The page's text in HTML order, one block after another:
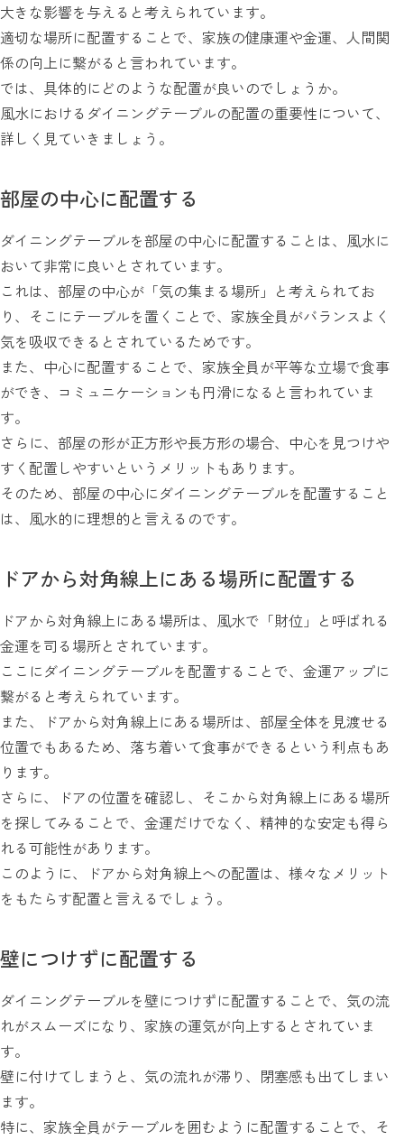
大きな影響を与えると考えられています。
適切な場所に配置することで、家族の健康運や金運、人間関
係の向上に繋がると言われています。
では、具体的にどのような配置が良いのでしょうか。
風水におけるダイニングテーブルの配置の重要性について、
詳しく見ていきましょう。
部屋の中心に配置する
ダイニングテーブルを部屋の中心に配置することは、風水に
おいて非常に良いとされています。
これは、部屋の中心が「気の集まる場所」と考えられてお
り、そこにテーブルを置くことで、家族全員がバランスよく
気を吸収できるとされているためです。
また、中心に配置することで、家族全員が平等な立場で食事
ができ、コミュニケーションも円滑になると言われていま
す。
さらに、部屋の形が正方形や長方形の場合、中心を見つけや
すく配置しやすいというメリットもあります。
そのため、部屋の中心にダイニングテーブルを配置すること
は、風水的に理想的と言えるのです。
ドアから対角線上にある場所に配置する
ドアから対角線上にある場所は、風水で「財位」と呼ばれる
金運を司る場所とされています。
ここにダイニングテーブルを配置することで、金運アップに
繋がると考えられています。
また、ドアから対角線上にある場所は、部屋全体を見渡せる
位置でもあるため、落ち着いて食事ができるという利点もあ
ります。
さらに、ドアの位置を確認し、そこから対角線上にある場所
を探してみることで、金運だけでなく、精神的な安定も得ら
れる可能性があります。
このように、ドアから対角線上への配置は、様々なメリット
をもたらす配置と言えるでしょう。
壁につけずに配置する
ダイニングテーブルを壁につけずに配置することで、気の流
れがスムーズになり、家族の運気が向上するとされていま
す。
壁に付けてしまうと、気の流れが滞り、閉塞感も出てしまい
ます。
特に、家族全員がテーブルを囲むように配置することで、そ